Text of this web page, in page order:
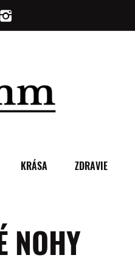
KRÁSA ZDRAVIE
NOHY